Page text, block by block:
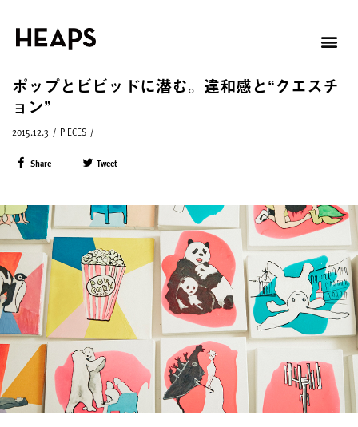
ポップとビビッドに潜む。違和感と“クエスチ
ョン”
2015.12.3 / PIECES /
Share Tweet